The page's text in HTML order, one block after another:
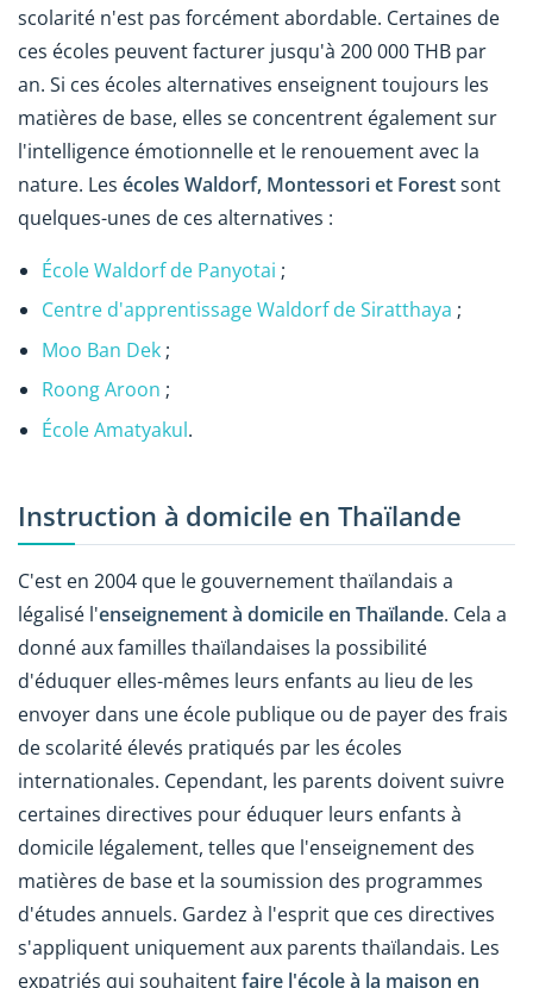
scolarité n'est pas forcément abordable. Certaines de
ces écoles peuvent facturer jusqu'à 200 000 THB par
an. Si ces écoles alternatives enseignent toujours les
matières de base, elles se concentrent également sur
l'intelligence émotionnelle et le renouement avec la
nature. Les écoles Waldorf, Montessori et Forestsont
quelques-unes de ces alternatives :
École Waldorf de Panyotai ;
Centre d'apprentissage Waldorf de Siratthaya ;
Moo Ban Dek ;
Roong Aroon ;
École Amatyakul.
Instruction à domicile en Thaïlande
C'est en 2004 que le gouvernement thaïlandais a
légalisé l'enseignement à domicile en Thaïlande. Cela a
donné aux familles thaïlandaises la possibilité
d'éduquer elles-mêmes leurs enfants au lieu de les
envoyer dans une école publique ou de payer des frais
de scolarité élevés pratiqués par les écoles
internationales. Cependant, les parents doivent suivre
certaines directives pour éduquer leurs enfants à
domicile légalement, telles que l'enseignement des
matières de base et la soumission des programmes
d'études annuels. Gardez à l'esprit que ces directives
s'appliquent uniquement aux parents thaïlandais. Les
expatriés qui souhaitentfaire l'école à la maison en